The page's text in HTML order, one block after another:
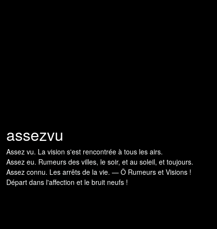
assezvu
Assez vu. La vision s'est rencontrée à tous les airs.
Assez eu. Rumeurs des villes, le soir, et au soleil, et toujours.
Assez connu. Les arrêts de la vie. — Ô Rumeurs et Visions !
Départ dans l'affection et le bruit neufs !